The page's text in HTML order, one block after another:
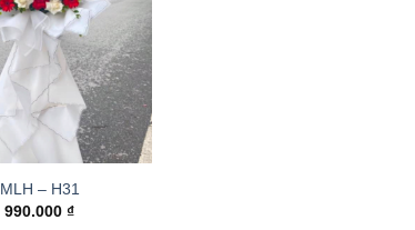
MLH – H31
990.000₫